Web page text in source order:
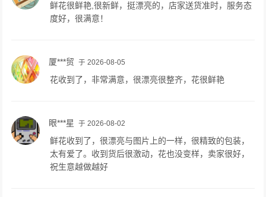
鲜花很鲜艳,很新鲜，挺漂亮的，店家送货准时，服务态
度好，很满意！
厦***贸 于 2026-08-05
花收到了，非常满意，很漂亮很整齐，花很鲜艳
眼***星 于 2026-08-02
鲜花收到了，很漂亮与图片上的一样，很精致的包装，
太有爱了。收到货后很激动，花也没变样，卖家很好，
祝生意越做越好